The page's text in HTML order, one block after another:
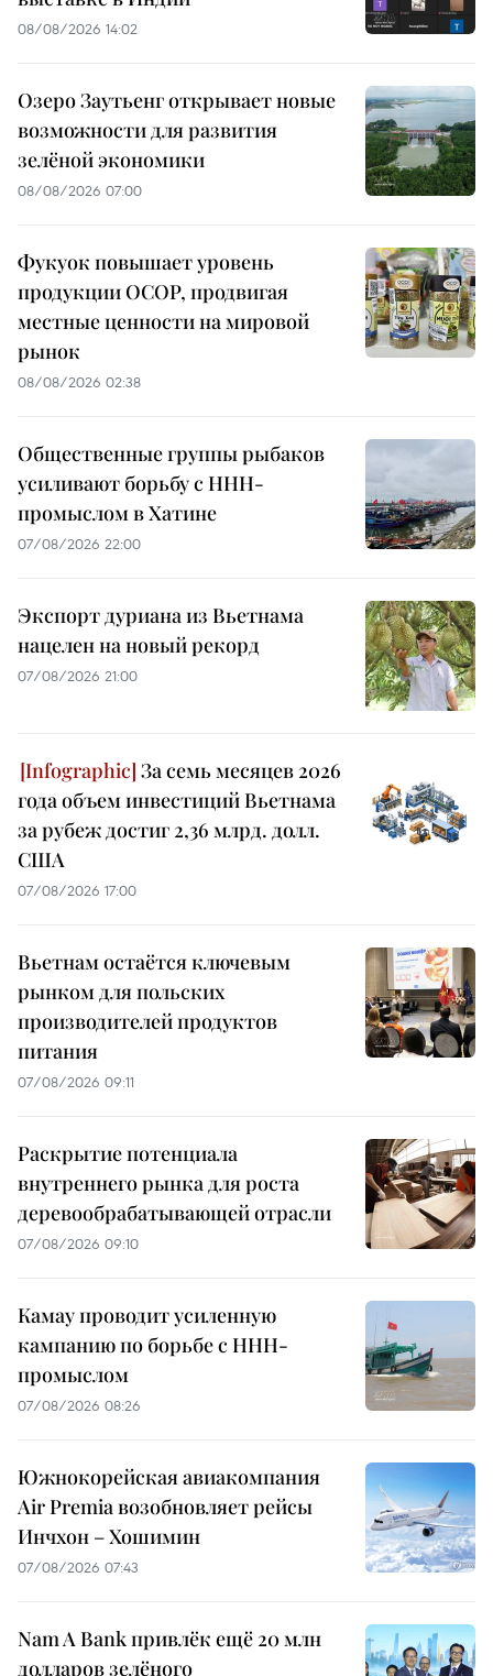
08/08/2026 14:02
Озеро Заутьенг открывает новые
возможности для развития
зелёной экономики
08/08/2026 07:00
Фукуок повышает уровень
продукции OCOP, продвигая
местные ценности на мировой
рынок
08/08/2026 02:38
Общественные группы рыбаков
усиливают борьбу с ННН-
промыслом в Хатине
07/08/2026 22:00
Экспорт дуриана из Вьетнама
нацелен на новый рекорд
07/08/2026 21:00
За семь месяцев 2026
года объем инвестиций Вьетнама
за рубеж достиг 2,36 млрд. долл.
США
07/08/2026 17:00
Вьетнам остаётся ключевым
рынком для польских
производителей продуктов
питания
07/08/2026 09:11
Раскрытие потенциала
внутреннего рынка для роста
деревообрабатывающей отрасли
07/08/2026 09:10
Камау проводит усиленную
кампанию по борьбе с ННН-
промыслом
07/08/2026 08:26
Южнокорейская авиакомпания
Air Premia возобновляет рейсы
Инчхон – Хошимин
07/08/2026 07:43
Nam A Bank привлёк ещё 20 млн
долларов зелёного